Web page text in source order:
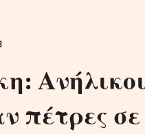
πέτρες